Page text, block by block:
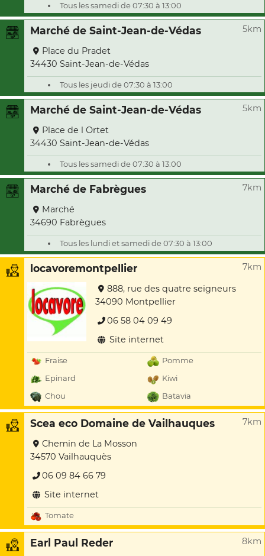
Tous les samedi de 07:30 à 13:00
Marché de Saint-Jean-de-Védas 5km
Place du Pradet
34430 Saint-Jean-de-Védas
Tous les jeudi de 07:30 à 13:00
Marché de Saint-Jean-de-Védas 5km
Place de l Ortet
34430 Saint-Jean-de-Védas
Tous les samedi de 07:30 à 13:00
Marché de Fabrègues 7km
Marché
34690 Fabrègues
Tous les lundi et samedi de 07:30 à 13:00
locavoremontpellier 7km
888, rue des quatre seigneurs
34090 Montpellier
06 58 04 09 49
Site internet
Fraise
Pomme
Epinard
Kiwi
Chou
Batavia
Scea eco Domaine de Vailhauques 7km
Chemin de La Mosson
34570 Vailhauquès
06 09 84 66 79
Site internet
Tomate
Earl Paul Reder 8km